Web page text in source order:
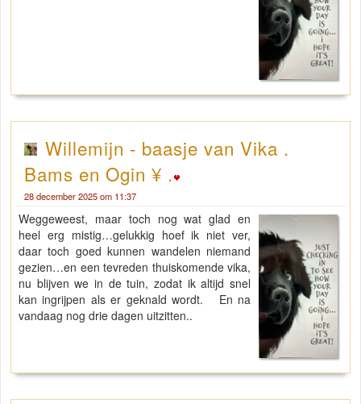
Willemijn - baasje van Vika .
Bams en Ogin ¥ .
28 december 2025 om 11:37
Weggeweest, maar toch nog wat glad en
heel erg mistig…gelukkig hoef ik niet ver,
daar toch goed kunnen wandelen niemand
gezien…en een tevreden thuiskomende vika,
nu blijven we in de tuin, zodat ik altijd snel
kan ingrijpen als er geknald wordt. En na
vandaag nog drie dagen uitzitten..